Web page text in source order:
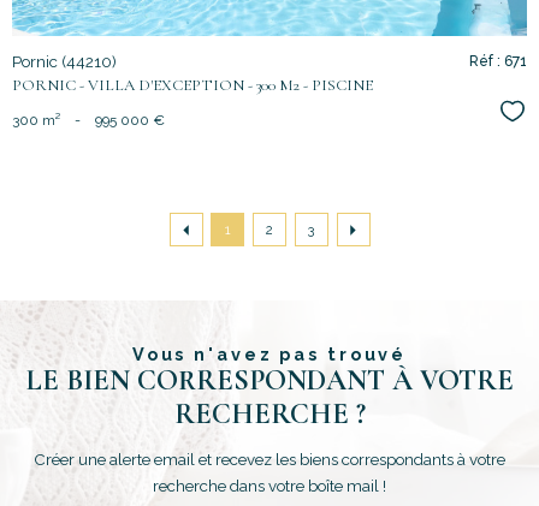
Pornic (44210)
PORNIC - VILLA D'EXCEPTION - 300 M2 - PISCINE
Réf : 671
300 m² - 995 000 €
1 2 3
Vous n'avez pas trouvé
LE BIEN CORRESPONDANT À VOTRE
RECHERCHE ?
Créer une alerte email et recevez les biens correspondants à votre
recherche dans votre boîte mail !